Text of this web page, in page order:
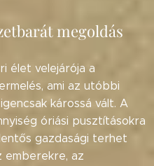
megoldás
élet velejárója a
ami az utóbbi
károssá vált. A
óriási pusztításokra
gazdasági terhet
emberekre, az